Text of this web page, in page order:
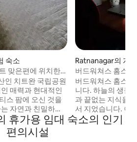
숙소
맞은편에 위치한
인 치트완 국립공원
매력과 현대적인
스 팜에 오신 것을
자연과 친밀하게
한 문화나 현대적
다면, Cutee's Farm
숙박을 약속드립
Ratnanagar의 개
버드워쳐스 홈스테
버드워쳐스 홈스
니다. 하늘의 생물에 대한 40년 이상의 경험
과 끝없는 지식을
서 지었습니다. 아름다운 치트완 국립공원
을 방문하는 동안
는 넉넉한 공간을
휴가용 임대 숙소의 인기
편의시설